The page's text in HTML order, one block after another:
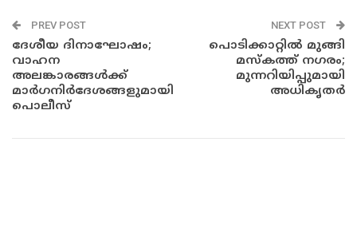
PREV POST
ദേശീയ ദിനാഘോഷം;
വാഹന
അലങ്കാരങ്ങൾക്ക്
മാർഗനിർദേശങ്ങളുമായി
പൊലീസ്
NEXT POST
പൊടിക്കാറ്റിൽ മുങ്ങി
മസ്കത്ത് നഗരം;
മുന്നറിയിപ്പുമായി
അധികൃതർ